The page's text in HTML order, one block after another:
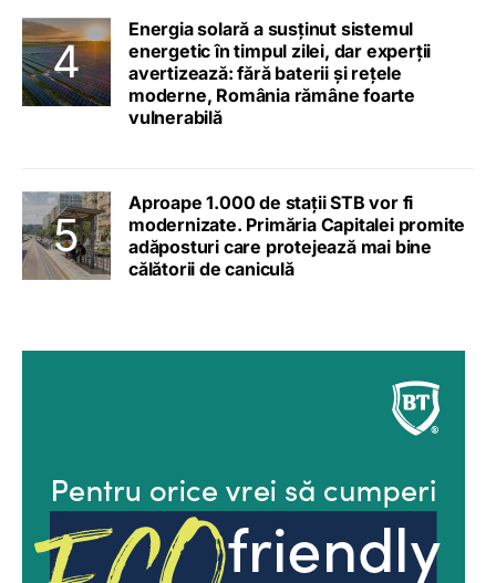
Energia solară a susținut sistemul
energetic în timpul zilei, dar experții
avertizează: fără baterii și rețele
moderne, România rămâne foarte
vulnerabilă
Aproape 1.000 de stații STB vor fi
modernizate. Primăria Capitalei promite
adăposturi care protejează mai bine
călătorii de caniculă